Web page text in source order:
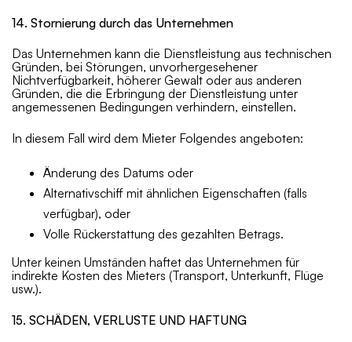
14. Stornierung durch das Unternehmen
Das Unternehmen kann die Dienstleistung aus technischen
Gründen, bei Störungen, unvorhergesehener
Nichtverfügbarkeit, höherer Gewalt oder aus anderen
Gründen, die die Erbringung der Dienstleistung unter
angemessenen Bedingungen verhindern, einstellen.
In diesem Fall wird dem Mieter Folgendes angeboten:
Änderung des Datums oder
Alternativschiff mit ähnlichen Eigenschaften (falls
verfügbar), oder
Volle Rückerstattung des gezahlten Betrags.
Unter keinen Umständen haftet das Unternehmen für
indirekte Kosten des Mieters (Transport, Unterkunft, Flüge
usw.).
15. SCHÄDEN, VERLUSTE UND HAFTUNG